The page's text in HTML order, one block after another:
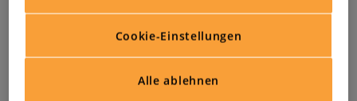
Erstellung, Verhandlung und Nachverfolgung von
Angeboten bis zum erfolgreichen Abschluss
Cookie-Einstellungen
Alle ablehnen